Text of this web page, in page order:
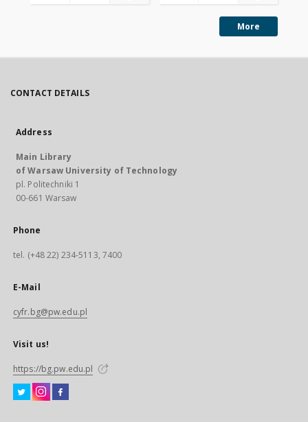
More
CONTACT DETAILS
Address
Main Library
of Warsaw University of Technology
pl. Politechniki 1
00-661 Warsaw
Phone
tel. (+48 22) 234-5113, 7400
E-Mail
cyfr.bg@pw.edu.pl
Visit us!
https://bg.pw.edu.pl